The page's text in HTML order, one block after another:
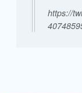
https://